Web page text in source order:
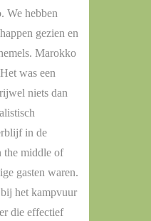
We hebben
gezien en
Marokko
was een
niets dan
in de
the middle of
gasten waren.
het kampvuur
die effectief